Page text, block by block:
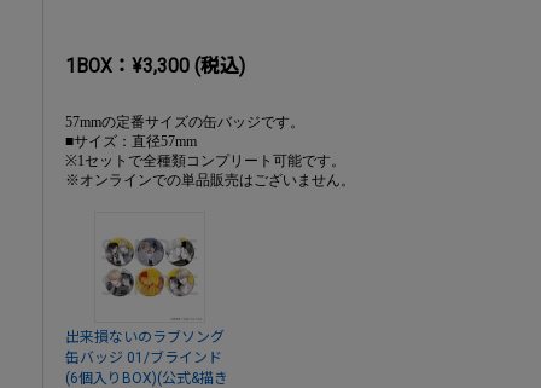
1BOX：¥3,300 (税込)
57mmの定番サイズの缶バッジです。
■サイズ：直径57mm
※1セットで全種類コンプリート可能です。
※オンラインでの単品販売はございません。
出来損ないのラブソング
缶バッジ 01/ブラインド
(6個入りBOX)(公式&描き